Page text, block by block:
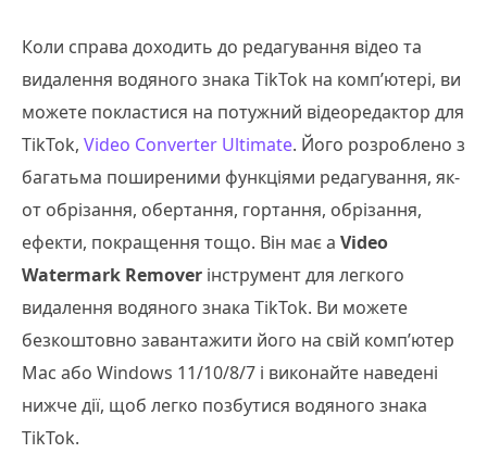
Коли справа доходить до редагування відео та
видалення водяного знака TikTok на комп’ютері, ви
можете покластися на потужний відеоредактор для
TikTok, Video Converter Ultimate. Його розроблено з
багатьма поширеними функціями редагування, як-
от обрізання, обертання, гортання, обрізання,
ефекти, покращення тощо. Він має a Video
Watermark Remover інструмент для легкого
видалення водяного знака TikTok. Ви можете
безкоштовно завантажити його на свій комп’ютер
Mac або Windows 11/10/8/7 і виконайте наведені
нижче дії, щоб легко позбутися водяного знака
TikTok.